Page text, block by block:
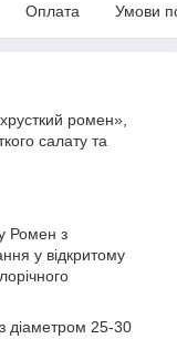
Оплата Умови
ромен»,
салату та
Ромен з
у відкритому
діаметром 25-30